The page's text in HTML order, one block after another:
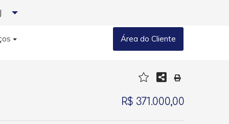
Área do Cliente
R$ 371.000,00